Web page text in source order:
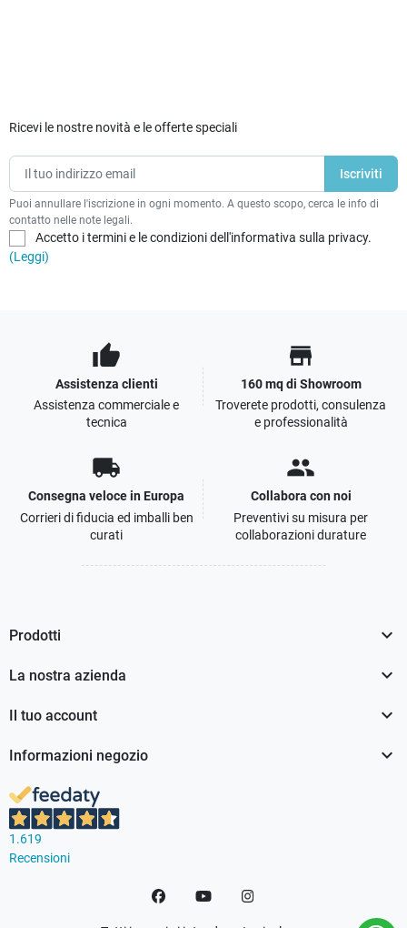
Ricevi le nostre novità e le offerte speciali
Puoi annullare l'iscrizione in ogni momento. A questo scopo, cerca le info di
contatto nelle note legali.
Accetto i termini e le condizioni dell'informativa sulla privacy.
(Leggi)
thumb_up
Assistenza clienti
Assistenza commerciale e
tecnica
store
160 mq di Showroom
Troverete prodotti, consulenza
e professionalità
local_shipping
Consegna veloce in Europa
Corrieri di fiducia ed imballi ben
curati
people
Collabora con noi
Preventivi su misura per
collaborazioni durature
Prodotti 
La nostra azienda 
Il tuo account 
Informazioni negozio 
1.619
Recensioni